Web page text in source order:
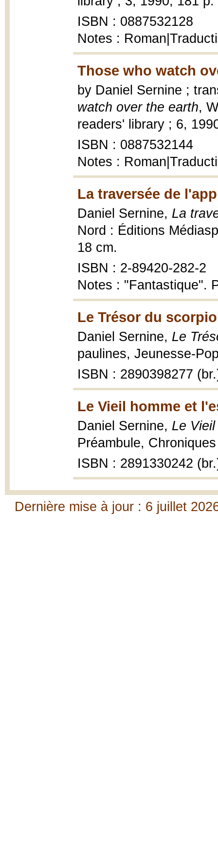
ISBN : 0887532128
Notes :
Those who watch
by Daniel Sernine ;
watch over the earth,
readers' library ; 6,
ISBN : 0887532144
Notes :
La traversée de
Daniel Sernine, La
Nord : Éditions
18 cm.
ISBN : 2-89420-282-2
Notes : "Fantastique".
Le Trésor du
Daniel Sernine, Le
paulines, Jeunesse-
ISBN : 2890398277
Le Vieil homme et
Daniel Sernine, Le
Préambule,
ISBN : 2891330242
Dernière mise à jour : 6 juillet